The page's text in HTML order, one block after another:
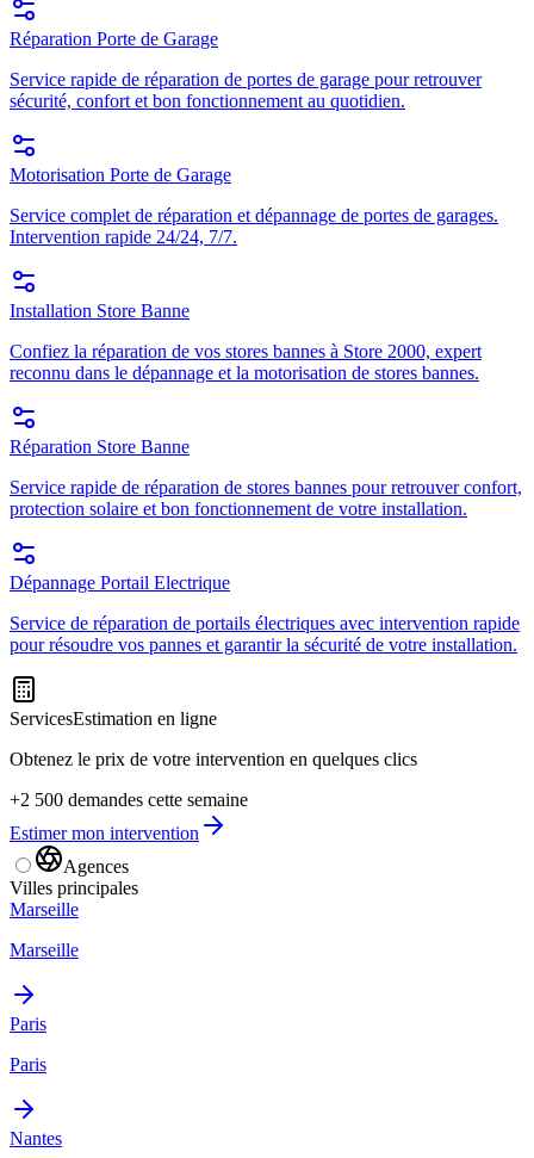
Réparation Porte de Garage
Service rapide de réparation de portes de garage pour retrouver
sécurité, confort et bon fonctionnement au quotidien.
Motorisation Porte de Garage
Service complet de réparation et dépannage de portes de garages.
Intervention rapide 24/24, 7/7.
Installation Store Banne
Confiez la réparation de vos stores bannes à Store 2000, expert
reconnu dans le dépannage et la motorisation de stores bannes.
Réparation Store Banne
Service rapide de réparation de stores bannes pour retrouver confort,
protection solaire et bon fonctionnement de votre installation.
Dépannage Portail Electrique
Service de réparation de portails électriques avec intervention rapide
pour résoudre vos pannes et garantir la sécurité de votre installation.
ServicesEstimation en ligne
Obtenez le prix de votre intervention en quelques clics
+2 500 demandes cette semaine
Estimer mon intervention
Agences
Villes principales
Marseille
Marseille
Paris
Paris
Nantes